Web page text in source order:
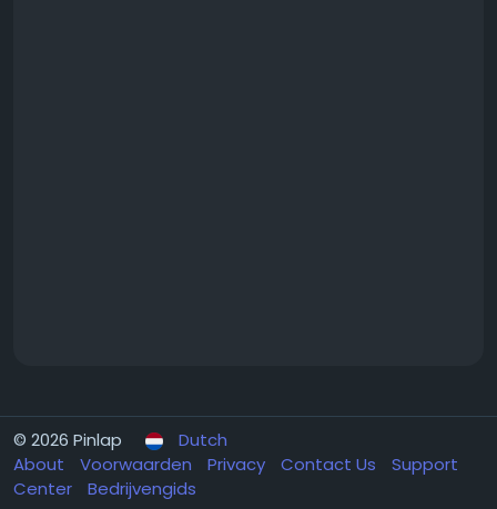
© 2026 Pinlap
Dutch
About
Voorwaarden Privacy Contact Us
Support
Center
Bedrijvengids